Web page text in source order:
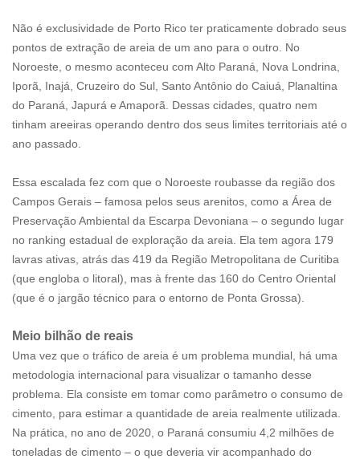
Não é exclusividade de Porto Rico ter praticamente dobrado seus
pontos de extração de areia de um ano para o outro. No
Noroeste, o mesmo aconteceu com Alto Paraná, Nova Londrina,
Iporã, Inajá, Cruzeiro do Sul, Santo Antônio do Caiuá, Planaltina
do Paraná, Japurá e Amaporã. Dessas cidades, quatro nem
tinham areeiras operando dentro dos seus limites territoriais até o
ano passado.
Essa escalada fez com que o Noroeste roubasse da região dos
Campos Gerais – famosa pelos seus arenitos, como a Área de
Preservação Ambiental da Escarpa Devoniana – o segundo lugar
no ranking estadual de exploração da areia. Ela tem agora 179
lavras ativas, atrás das 419 da Região Metropolitana de Curitiba
(que engloba o litoral), mas à frente das 160 do Centro Oriental
(que é o jargão técnico para o entorno de Ponta Grossa).
Meio bilhão de reais
Uma vez que o tráfico de areia é um problema mundial, há uma
metodologia internacional para visualizar o tamanho desse
problema. Ela consiste em tomar como parâmetro o consumo de
cimento, para estimar a quantidade de areia realmente utilizada.
Na prática, no ano de 2020, o Paraná consumiu 4,2 milhões de
toneladas de cimento – o que deveria vir acompanhado do